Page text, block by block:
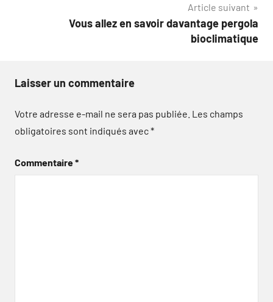
Article suivant
Vous allez en savoir davantage pergola
bioclimatique
Laisser un commentaire
Votre adresse e-mail ne sera pas publiée. Les champs
obligatoires sont indiqués avec*
Commentaire*